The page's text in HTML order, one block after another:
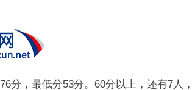
分，最低分53分。60分以上，还有7人，